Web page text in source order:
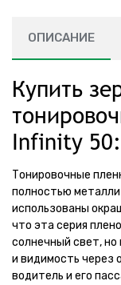
ОПИСАНИЕ
Купить
Infinity 50:
Тонировочные
полностью
использованы
что эта серия
солнечный свет,
и видимость через
водитель и его